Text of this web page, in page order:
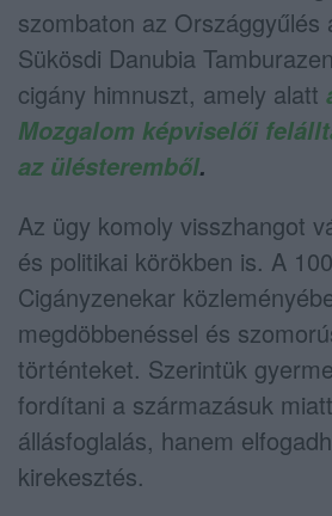
szombaton az Országgyűlés
Sükösdi Danubia
cigány himnuszt, amely alatt
Mozgalom képviselői
az ülésteremből.
Az ügy komoly visszhangot
és politikai körökben is. A
Cigányzenekar
megdöbbenéssel és
történteket. Szerintük
fordítani a származásuk
állásfoglalás, hanem
kirekesztés.